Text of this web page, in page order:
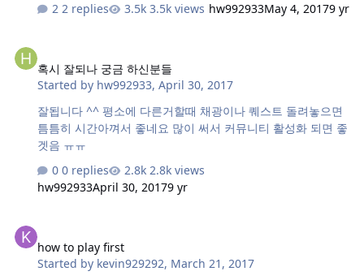
2 replies
3.5k views hw992933May 4, 20179 yr
혹시 잘되나 궁금 하신분들
Started by hw992933,April 30, 2017
잘됩니다 ^^ 평소에 다른거할때 채광이나 퀘스트 돌려놓으면
틈틈히 시간아껴서 좋네요 많이 써서 커뮤니티 활성화 되면 좋
겟음 ㅠㅠ
0 replies
2.8k views
hw992933April 30, 20179 yr
how to play first
Started by kevin929292, March 21, 2017